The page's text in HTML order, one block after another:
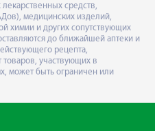
средств,
медицинских изделий,
химии и других сопутствующих
до ближайшей аптеки и
рецепта,
участвующих в
может быть ограничен или